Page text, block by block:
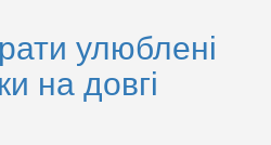
улюблені
на довгі